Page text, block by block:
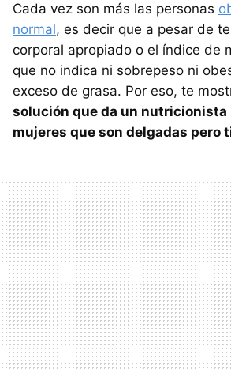
Cada vez son más las personas
normal, es decir que a pesar de
corporal apropiado o el índice de
que no indica ni sobrepeso ni
exceso de grasa. Por eso, te
solución que da un nutricionista
mujeres que son delgadas pero